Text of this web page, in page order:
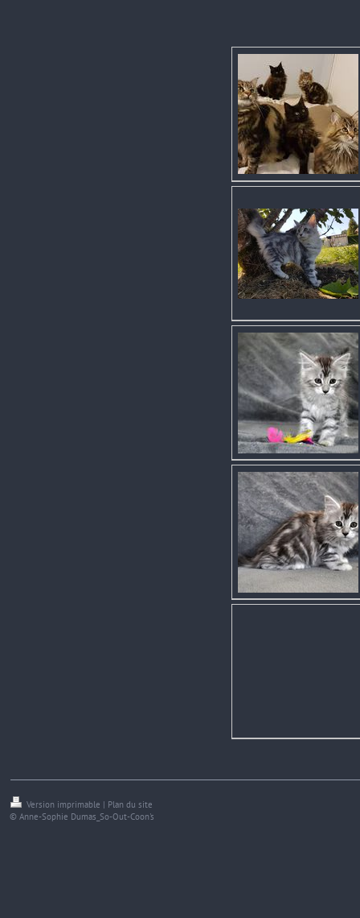
Version imprimable | Plan du site
© Anne-Sophie Dumas_So-Out-Coon's